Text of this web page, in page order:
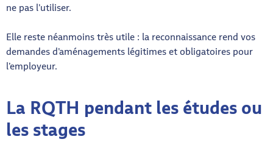
ne pas l’utiliser.
Elle reste néanmoins très utile : la reconnaissance rend vos
demandes d’aménagements légitimes et obligatoires pour
l’employeur.
La RQTH pendant les études ou
les stages